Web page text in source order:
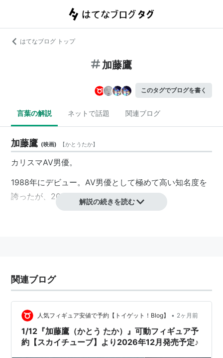
はてなブログ トップ
加藤鷹
このタグでブログを書く
言葉の解説 ネットで話題 関連ブログ
加藤鷹 (映画) 【かとうたか】
カリスマAV男優。
1988年にデビュー。AV男優として極めて高い知名度を
誇ったが、2013年8月に引退を表明した。
B95 W76 H96
身長:180cm
体重:68.0kg
足:27.0cm
資格:珠算2級,英検2級,簿記3級,情報処理2級,柔道初
段,合気道初段,JAF四輪国内A級ライセンス,日本プロ
解説の続きを読む
関連ブログ
人気フィギュア安値で予約【トイゲット！Blog】 • 2ヶ月前
1/12『加藤鷹（かとう たか）』可動フィギュア予
約【スカイチューブ】より2026年12月発売予定♪